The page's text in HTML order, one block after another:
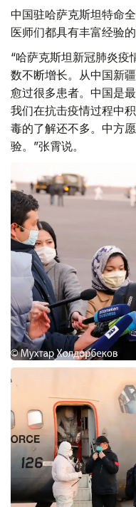
中国驻哈萨克斯坦特命
医师们都具有丰富经验的
“哈萨克斯坦新冠肺炎疫
数不断增长。从中国新
愈过很多患者。中国是
我们在抗击疫情过程中
毒的了解还不多。中方
验。”张霄说。